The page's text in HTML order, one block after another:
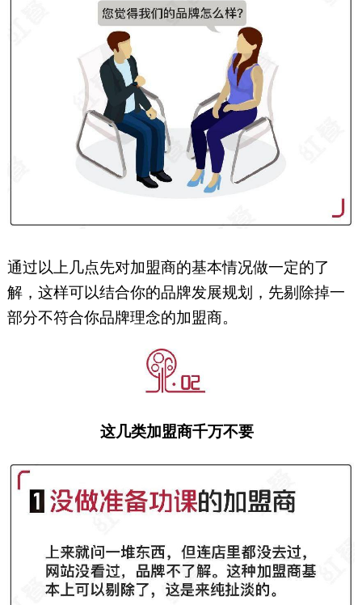
通过以上几点先对加盟商的基本情况做一定的了
解，这样可以结合你的品牌发展规划，先剔除掉一
部分不符合你品牌理念的加盟商。
这几类加盟商千万不要